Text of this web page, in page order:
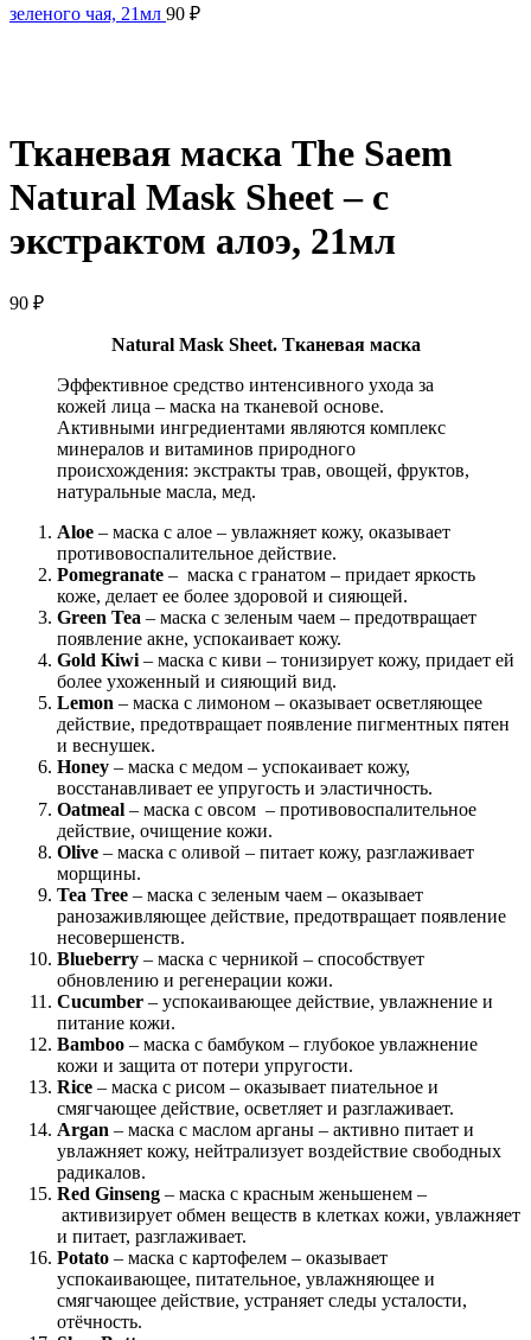
зеленого чая, 21мл 90 ₽
Тканевая маска The Saem
Natural Mask Sheet – с
экстрактом алоэ, 21мл
90 ₽
Natural Mask Sheet. Тканевая маска
Эффе­ктивное средство интенсивного ухода за
кожей лица – маска на тка­невой основе.
Активными ингредиентами являются компле­кс
минералов и витаминов природного
происхождени­я: экстракты трав, овощей, фруктов,
натуральные масла, мед.
Aloe – маска с алое – увлажняет кожу, оказывает
противовоспалительное действие.
Pomegranate – маска с гранатом – придает яркость
коже, делает ее более здоровой и сияющей.
Green Tea – маска с зеленым чаем – предотвращает
появление акне, успокаивает кожу.
Gold Kiwi – маска с киви – тонизирует кожу, придает ей
более ухоженный и сияющий вид.
Lemon – маска с лимоном – оказывает осветляющее
действие, предотвращает появление пигментных пятен
и веснушек.
Honey – маска с медом – успокаивает кожу,
восстанавливает ее упругость и эластичность.
Oatmeal – маска с овсом – противовоспалительное
действие, очищение кожи.
Olive – маска с оливой – питает кожу, разглаживает
морщины.
Tea Tree – маска с зеленым чаем – оказывает
ранозаживляющее действие, предотвращает появление
несовершенств.
Blueberry – маска с черникой – способствует
обновлению и регенерации кожи.
Cucumber – успокаивающее действие, увлажнение и
питание кожи.
Bamboo – маска с бамбуком – глубокое увлажнение
кожи и защита от потери упругости.
Rice – маска с рисом – оказывает пиательное и
смягчающее действие, осветляет и разглаживает.
Argan – маска с маслом арганы – активно питает и
увлажняет кожу, нейтрализует воздействие свободных
радикалов.
Red Ginseng – маска с красным женьшенем –
активизирует обмен веществ в клетках кожи, увлажняет
и питает, разглаживает.
Potato – маска с картофелем – оказывает
успокаивающее, питательное, увлажняющее и
смягчающее действие, устраняет следы усталости,
отёчность.